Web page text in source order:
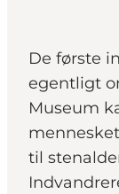
De første
egentligt
Museum
til